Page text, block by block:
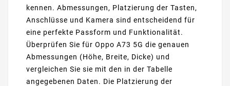
kennen. Abmessungen, Platzierung der Tasten,
Anschlüsse und Kamera sind entscheidend für
eine perfekte Passform und Funktionalität.
Überprüfen Sie für Oppo A73 5G die genauen
Abmessungen (Höhe, Breite, Dicke) und
vergleichen Sie sie mit den in der Tabelle
angegebenen Daten. Die Platzierung der